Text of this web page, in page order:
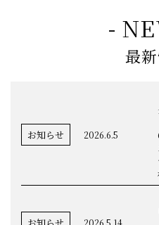
-
最
お知らせ 2026.6.5
2026.5.14